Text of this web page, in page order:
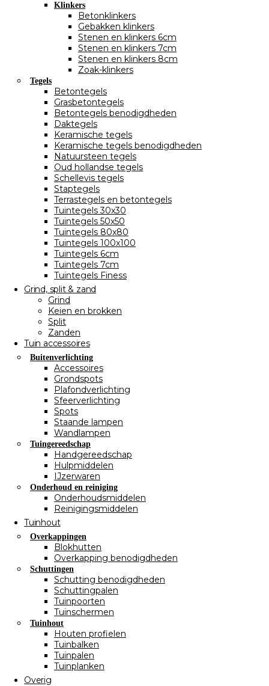
Klinkers
Betonklinkers
Gebakken klinkers
Stenen en klinkers 6cm
Stenen en klinkers 7cm
Stenen en klinkers 8cm
Zoak-klinkers
Tegels
Betontegels
Grasbetontegels
Betontegels benodigdheden
Daktegels
Keramische tegels
Keramische tegels benodigdheden
Natuursteen tegels
Oud hollandse tegels
Schellevis tegels
Staptegels
Terrastegels en betontegels
Tuintegels 30x30
Tuintegels 50x50
Tuintegels 80x80
Tuintegels 100x100
Tuintegels 6cm
Tuintegels 7cm
Tuintegels Finess
Grind, split & zand
Grind
Keien en brokken
Split
Zanden
Tuin accessoires
Buitenverlichting
Accessoires
Grondspots
Plafondverlichting
Sfeerverlichting
Spots
Staande lampen
Wandlampen
Tuingereedschap
Handgereedschap
Hulpmiddelen
IJzerwaren
Onderhoud en reiniging
Onderhoudsmiddelen
Reinigingsmiddelen
Tuinhout
Overkappingen
Blokhutten
Overkapping benodigdheden
Schuttingen
Schutting benodigdheden
Schuttingpalen
Tuinpoorten
Tuinschermen
Tuinhout
Houten profielen
Tuinbalken
Tuinpalen
Tuinplanken
Overig